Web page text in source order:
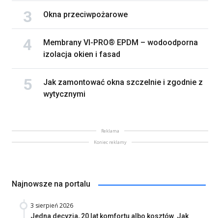
Okna przeciwpożarowe
Membrany VI-PRO® EPDM – wodoodporna
izolacja okien i fasad
Jak zamontować okna szczelnie i zgodnie z
wytycznymi
Reklama
Koniec reklamy
Najnowsze na portalu
3 sierpień 2026
Jedna decyzja, 20 lat komfortu albo kosztów. Jak